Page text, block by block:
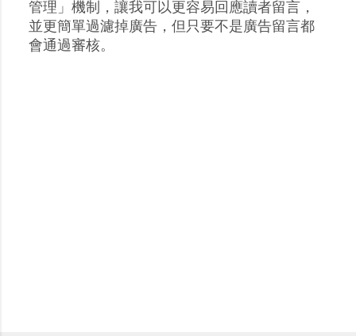
張
貼
留
管理」機制，讓我可以更容易回應讀者留言，
並更簡單過濾掉廣告，但只要不是廣告留言都
會通過審核。